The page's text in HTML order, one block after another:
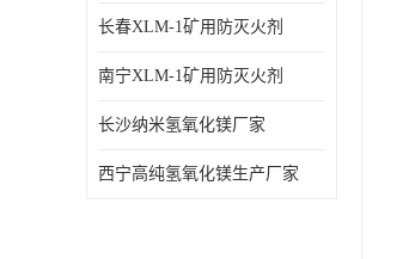
长春XLM-1矿用防灭火剂
南宁XLM-1矿用防灭火剂
长沙纳米氢氧化镁厂家
西宁高纯氢氧化镁生产厂家